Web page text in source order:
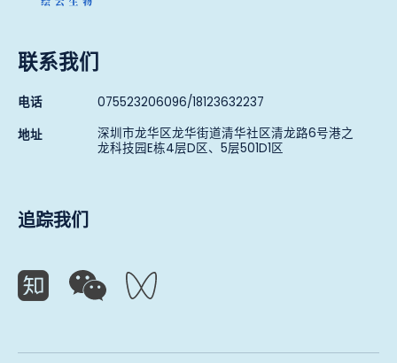
联系我们
电话 075523206096/18123632237
地址 深圳市龙华区龙华街道清华社区清龙路6号港之
龙科技园E栋4层D区、5层501D1区
追踪我们